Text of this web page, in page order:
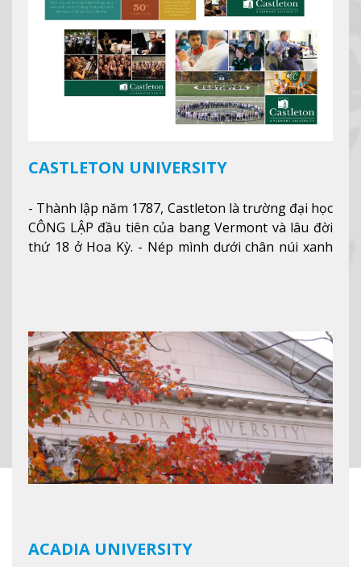
CASTLETON UNIVERSITY
- Thành lập năm 1787, Castleton là trường đại học
CÔNG LẬP đầu tiên của bang Vermont và lâu đời
thứ 18 ở Hoa Kỳ. - Nép mình dưới chân núi xanh
tuyết của trường, sinh viên có thể thưởng thức vẻ
đẹp tự nhiên của Vermont từ mọi góc trong
khuôn viên trường.Xem thêm
ACADIA UNIVERSITY